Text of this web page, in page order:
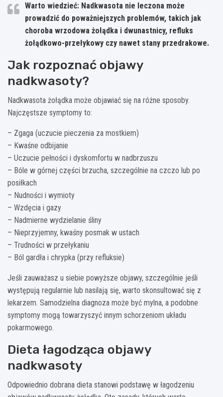
Warto wiedzieć: Nadkwasota nie leczona może
prowadzić do poważniejszych problemów, takich jak
choroba wrzodowa żołądka i dwunastnicy, refluks
żołądkowo-przełykowy czy nawet stany przedrakowe.
Jak rozpoznać objawy
nadkwasoty?
Nadkwasota żołądka może objawiać się na różne sposoby.
Najczęstsze symptomy to:
– Zgaga (uczucie pieczenia za mostkiem)
– Kwaśne odbijanie
– Uczucie pełności i dyskomfortu w nadbrzuszu
– Bóle w górnej części brzucha, szczególnie na czczo lub po
posiłkach
– Nudności i wymioty
– Wzdęcia i gazy
– Nadmierne wydzielanie śliny
– Nieprzyjemny, kwaśny posmak w ustach
– Trudności w przełykaniu
– Ból gardła i chrypka (przy refluksie)
Jeśli zauważasz u siebie powyższe objawy, szczególnie jeśli
występują regularnie lub nasilają się, warto skonsultować się z
lekarzem. Samodzielna diagnoza może być mylna, a podobne
symptomy mogą towarzyszyć innym schorzeniom układu
pokarmowego.
Dieta łagodząca objawy
nadkwasoty
Odpowiednio dobrana dieta stanowi podstawę w łagodzeniu